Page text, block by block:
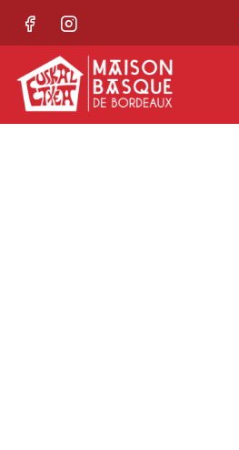
FacebookInstagram